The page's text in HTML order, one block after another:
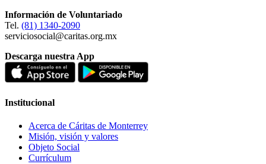
Información de Voluntariado
Tel. (81) 1340-2090
serviciosocial@caritas.org.mx
Descarga nuestra App
Institucional
Acerca de Cáritas de Monterrey
Misión, visión y valores
Objeto Social
Currículum